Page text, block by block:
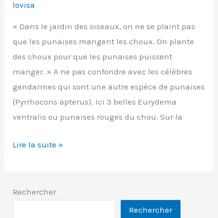
lovisa
« Dans le jardin des oiseaux, on ne se plaint pas
que les punaises mangent les choux. On plante
des choux pour que les punaises puissent
manger. » A ne pas confondre avec les célèbres
gendarmes qui sont une autre espèce de punaises
(Pyrrhocoris apterus). Ici 3 belles Eurydema
ventralis ou punaises rouges du chou. Sur la
Punaise
chou
Lire la suite »
Rechercher
Rechercher